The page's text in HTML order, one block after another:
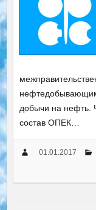
добычи на нефть.
состав ОПЕК…
01.01.2017